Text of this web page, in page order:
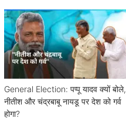
General Election: पप्पू यादव क्यों बोले,
नीतीश और चंद्रबाबू नायडू पर देश को गर्व
होगा?